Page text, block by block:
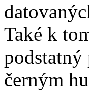
Také k
podstatný
černým